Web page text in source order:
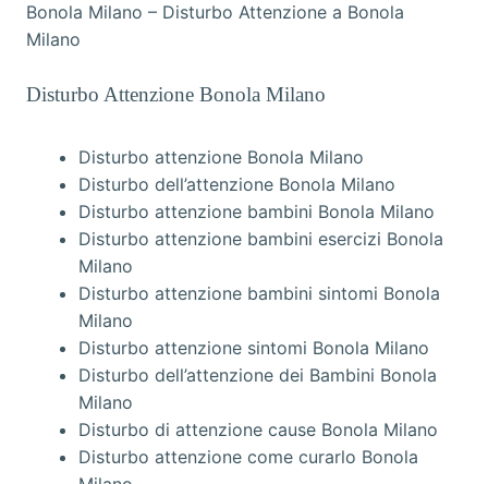
Bonola Milano – Disturbo Attenzione a Bonola
Milano
Disturbo Attenzione Bonola Milano
Disturbo attenzione Bonola Milano
Disturbo dell’attenzione Bonola Milano
Disturbo attenzione bambini Bonola Milano
Disturbo attenzione bambini esercizi Bonola
Milano
Disturbo attenzione bambini sintomi Bonola
Milano
Disturbo attenzione sintomi Bonola Milano
Disturbo dell’attenzione dei Bambini Bonola
Milano
Disturbo di attenzione cause Bonola Milano
Disturbo attenzione come curarlo Bonola